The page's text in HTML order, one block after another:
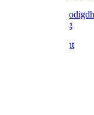
Tyleen
Tyleenslang
Lange bocht